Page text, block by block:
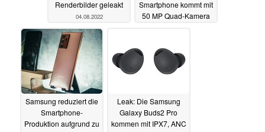
Renderbilder geleakt
04.08.2022
Smartphone kommt mit
50 MP Quad-Kamera
Samsung reduziert die
Smartphone-
Produktion aufgrund zu
Leak: Die Samsung
Galaxy Buds2 Pro
kommen mit IPX7, ANC